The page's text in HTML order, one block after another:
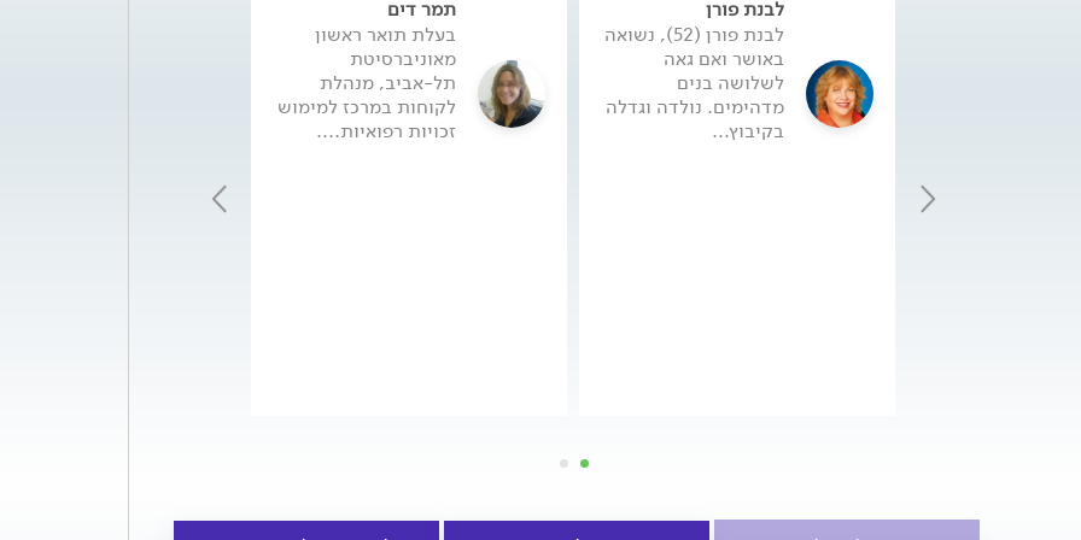
תמר דים
בעלת תואר ראשון
מאוניברסיטת
תל-אביב, מנהלת
לקוחות במרכז למימוש
זכויות רפואיות....
לבנת פורן
לבנת פורן (52), נשואה
באושר ואם גאה
לשלושה בנים
מדהימים. נולדה וגדלה
בקיבוץ...